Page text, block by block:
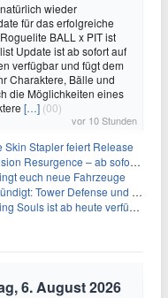
wieder
für das erfolgreiche
BALL x PIT ist
Update ist ab sofort auf
verfügbar und fügt dem
Charaktere, Bälle und
die Möglichkeiten eines
[…] (00)
vor 10 Stunden
Skin Stapler feiert Release
– ab sofort für euch verfügbar
euch neue Fahrzeuge
und Deckbuilding Kombo kehrt zurück
Souls ist ab heute verfügbar
6. August 2026